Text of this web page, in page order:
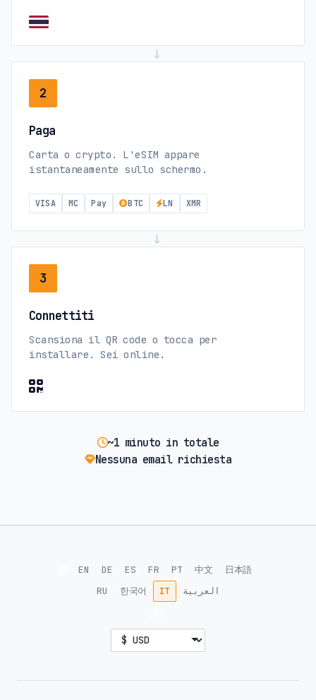
→
2
Paga
Carta o crypto. L'eSIM appare
istantaneamente sullo schermo.
VISA MC Pay BTC LN XMR
→
3
Connettiti
Scansiona il QR code o tocca per
installare. Sei online.
~1 minuto in totale
Nessuna email richiesta
EN DE ES FR PT 中文
日本語
RU
한국어 IT العربية